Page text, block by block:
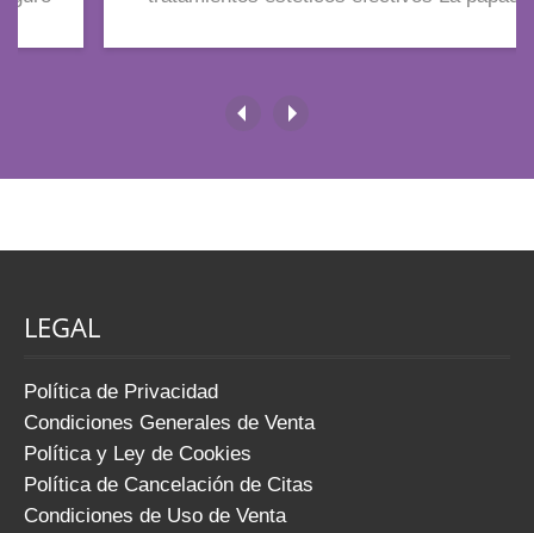
con el paso del tiempo, aparece una
bajo el mentón que altera el […]
LEGAL
Política de Privacidad
Condiciones Generales de Venta
Política y Ley de Cookies
Política de Cancelación de Citas
Condiciones de Uso de Venta